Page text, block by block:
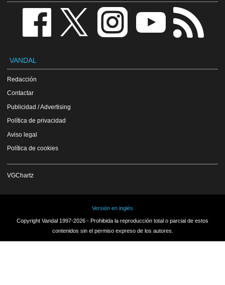
VANDAL
Redacción
Contactar
Publicidad / Advertising
Política de privacidad
Aviso legal
Política de cookies
VGChartz
Versión en inglés
Copyright Vandal 1997-2026 - Prohibida la reproducción total o parcial de estos
contenidos sin el permiso expreso de los autores.